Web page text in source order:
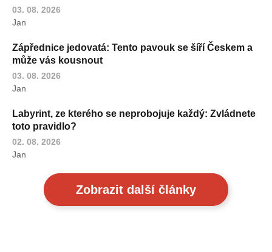
03. 08. 2026
Jan
Zápřednice jedovatá: Tento pavouk se šíří Českem a
může vás kousnout
03. 08. 2026
Jan
Labyrint, ze kterého se neprobojuje každý: Zvládnete
toto pravidlo?
02. 08. 2026
Jan
Zobrazit další články